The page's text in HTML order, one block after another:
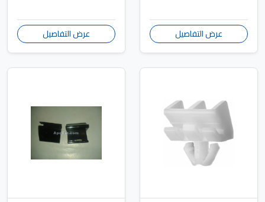
عرض التفاصيل عرض التفاصيل